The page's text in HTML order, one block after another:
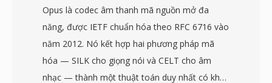
Opus là codec âm thanh mã nguồn mở đa
năng, được IETF chuẩn hóa theo RFC 6716 vào
năm 2012. Nó kết hợp hai phương pháp mã
hóa — SILK cho giọng nói và CELT cho âm
nhạc — thành một thuật toán duy nhất có khả